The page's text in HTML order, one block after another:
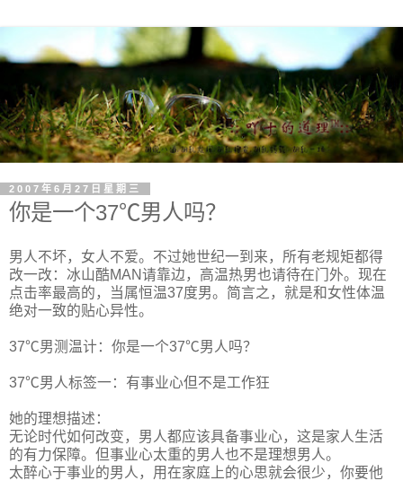
2007年6月27日星期三
你是一个37℃男人吗？
男人不坏，女人不爱。不过她世纪一到来，所有老规矩都得
改一改：冰山酷MAN请靠边，高温热男也请待在门外。现在
点击率最高的，当属恒温37度男。简言之，就是和女性体温
绝对一致的贴心异性。
37℃男测温计：你是一个37℃男人吗？
37℃男人标签一：有事业心但不是工作狂
她的理想描述：
无论时代如何改变，男人都应该具备事业心，这是家人生活
的有力保障。但事业心太重的男人也不是理想男人。
太醉心于事业的男人，用在家庭上的心思就会很少，你要他